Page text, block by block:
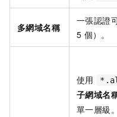
多網域名稱
一張認證
5 個）。
使用
子網域名
單一層級。